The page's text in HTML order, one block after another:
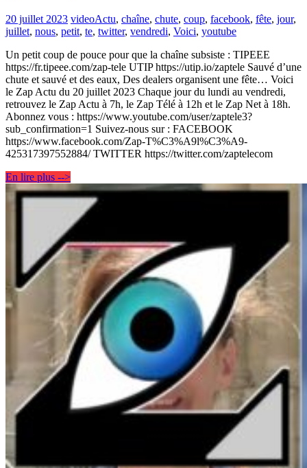
20 juillet 2023 videoActu, chaîne, chute, coup, facebook, fête, jour,
juillet, nous, petit, te, twitter, vendredi, Voici, youtube
Un petit coup de pouce pour que la chaîne subsiste : TIPEEE
https://fr.tipeee.com/zap-tele UTIP https://utip.io/zaptele Sauvé d’une
chute et sauvé et des eaux, Des dealers organisent une fête… Voici
le Zap Actu du 20 juillet 2023 Chaque jour du lundi au vendredi,
retrouvez le Zap Actu à 7h, le Zap Télé à 12h et le Zap Net à 18h.
Abonnez vous : https://www.youtube.com/user/zaptele3?
sub_confirmation=1 Suivez-nous sur : FACEBOOK
https://www.facebook.com/Zap-T%C3%A9l%C3%A9-
425317397552884/ TWITTER https://twitter.com/zaptelecom
En lire plus -->